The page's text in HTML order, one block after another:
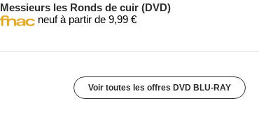
Messieurs les Ronds de cuir (DVD)
neuf à partir de 9,99 €
Voir toutes les offres DVD BLU-RAY